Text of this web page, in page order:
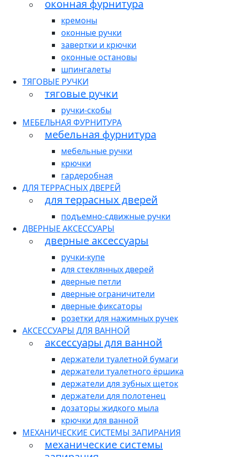
оконная фурнитура
кремоны
оконные ручки
завертки и крючки
оконные остановы
шпингалеты
ТЯГОВЫЕ РУЧКИ
тяговые ручки
ручки-скобы
МЕБЕЛЬНАЯ ФУРНИТУРА
мебельная фурнитура
мебельные ручки
крючки
гардеробная
ДЛЯ ТЕРРАСНЫХ ДВЕРЕЙ
для террасных дверей
подъемно-сдвижные ручки
ДВЕРНЫЕ АКСЕССУАРЫ
дверные аксессуары
ручки-купе
для стеклянных дверей
дверные петли
дверные ограничители
дверные фиксаторы
розетки для нажимных ручек
АКСЕССУАРЫ ДЛЯ ВАННОЙ
аксессуары для ванной
держатели туалетной бумаги
держатели туалетного ёршика
держатели для зубных щеток
держатели для полотенец
дозаторы жидкого мыла
крючки для ванной
МЕХАНИЧЕСКИЕ СИСТЕМЫ ЗАПИРАНИЯ
механические системы